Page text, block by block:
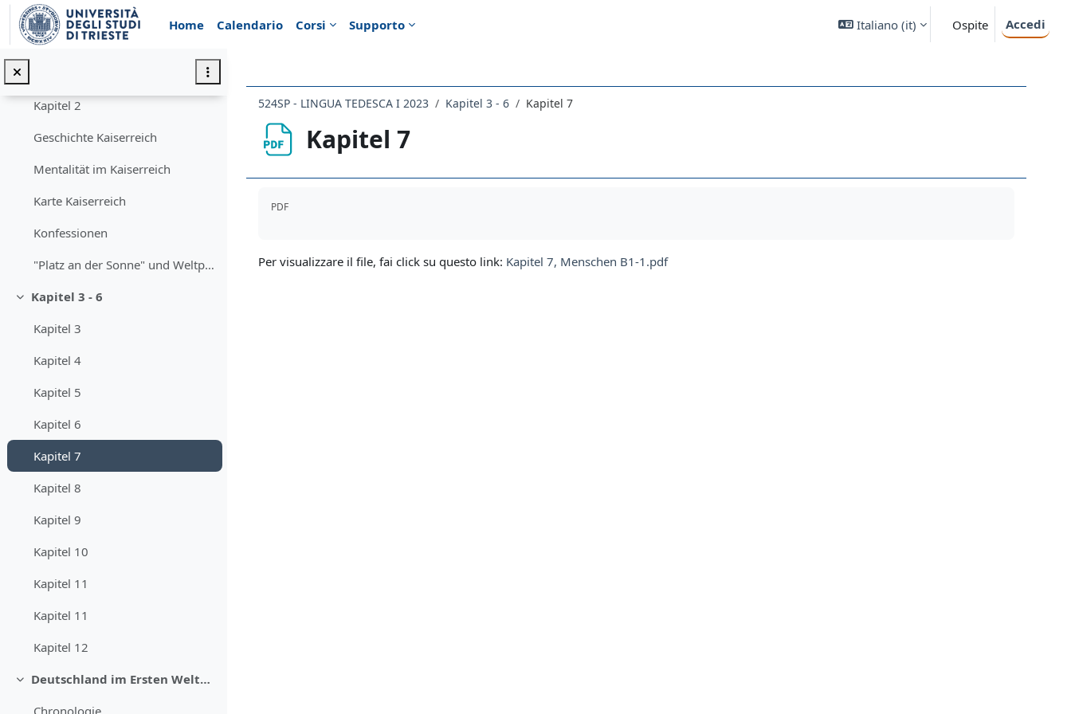
Vai al contenuto principale
Home
Calendario Corsi Supporto Italiano ‎(it)‎ Ospite Accedi
Leitfaden Uni Kassel
MinimizzaDas Kaiserreich und Kapitel 2
Kapitel 2
Geschichte Kaiserreich
Mentalität im Kaiserreich
Karte Kaiserreich
Konfessionen
"Platz an der Sonne" und Weltpolitik
Minimizza
Kapitel 3 - 6
Kapitel 3
Kapitel 4
Kapitel 5
Kapitel 6
Kapitel 7
Kapitel 8
Kapitel 9
Kapitel 10
Kapitel 11
Kapitel 11
Kapitel 12
Minimizza
Deutschland im Ersten Weltkrieg
524SP - LINGUA TEDESCA I 2023 Kapitel 3 - 6 Kapitel 7
Kapitel 7
PDF
Per visualizzare il file, fai click su questo link: Kapitel 7, Menschen B1-1.pdf